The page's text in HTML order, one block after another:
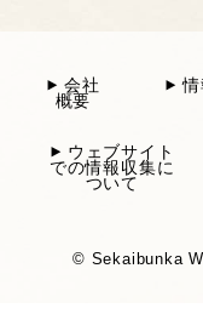
会社
概要
情
ウェブサイト
での情報収集に
ついて
© Sekaibunka